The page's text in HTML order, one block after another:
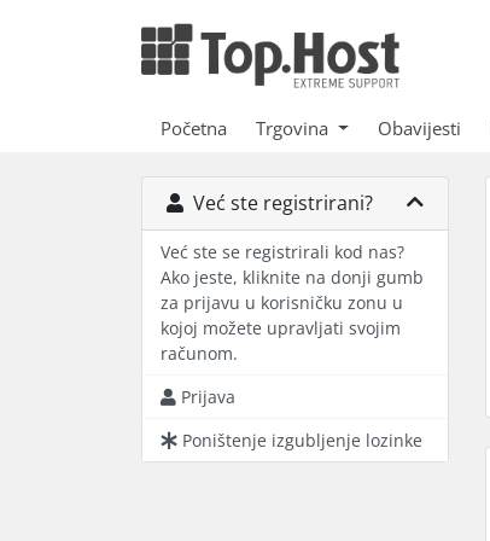
Početna Trgovina Obavijesti
Već ste registrirani?
Već ste se registrirali kod nas?
Ako jeste, kliknite na donji gumb
za prijavu u korisničku zonu u
kojoj možete upravljati svojim
računom.
Prijava
Poništenje izgubljenje lozinke